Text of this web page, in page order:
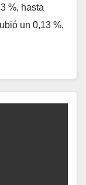
%, hasta
un 0,13 %,